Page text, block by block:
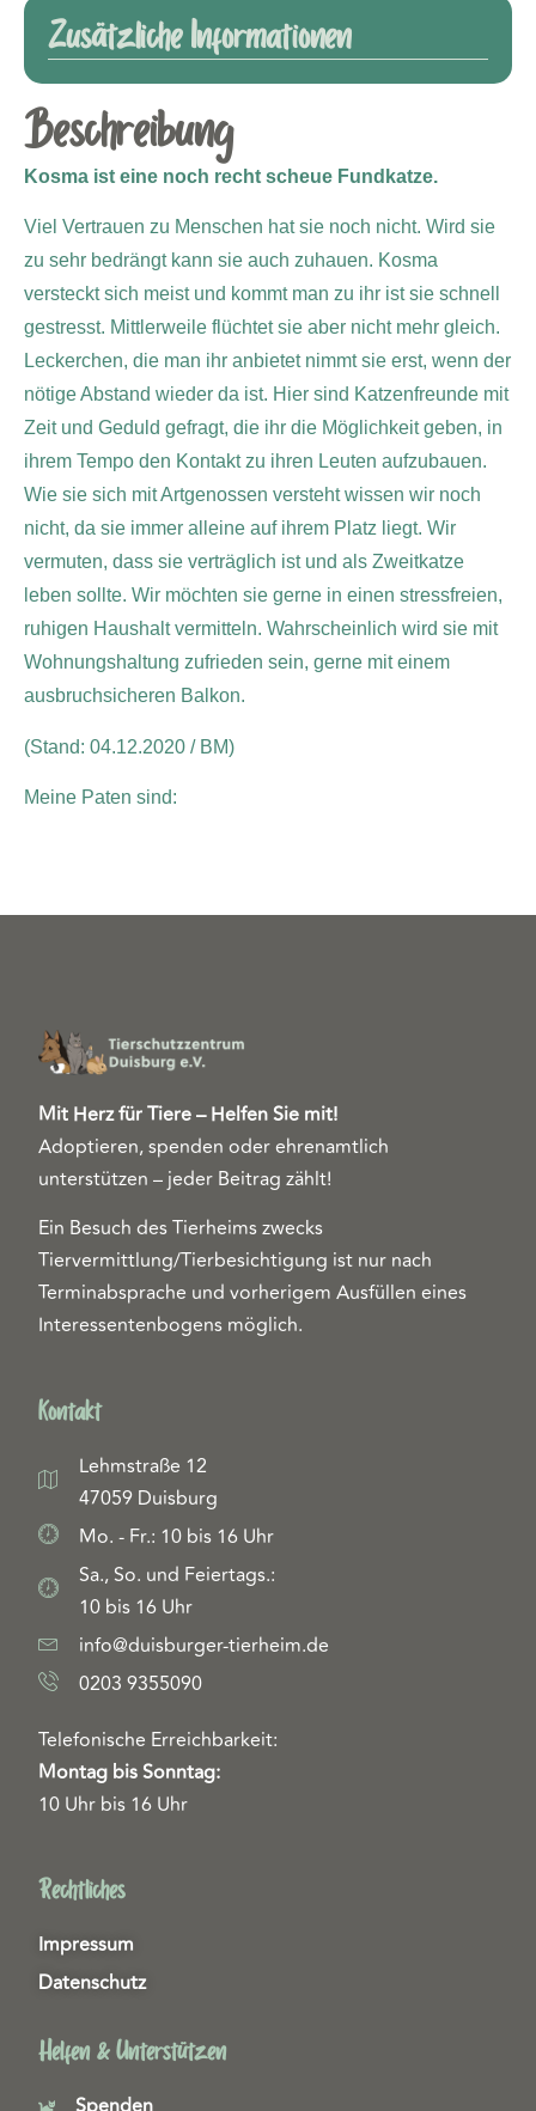
Zusätzliche Informationen
Beschreibung
Kosma ist eine noch recht scheue Fundkatze.
Viel Vertrauen zu Menschen hat sie noch nicht. Wird sie
zu sehr bedrängt kann sie auch zuhauen. Kosma
versteckt sich meist und kommt man zu ihr ist sie schnell
gestresst. Mittlerweile flüchtet sie aber nicht mehr gleich.
Leckerchen, die man ihr anbietet nimmt sie erst, wenn der
nötige Abstand wieder da ist. Hier sind Katzenfreunde mit
Zeit und Geduld gefragt, die ihr die Möglichkeit geben, in
ihrem Tempo den Kontakt zu ihren Leuten aufzubauen.
Wie sie sich mit Artgenossen versteht wissen wir noch
nicht, da sie immer alleine auf ihrem Platz liegt. Wir
vermuten, dass sie verträglich ist und als Zweitkatze
leben sollte. Wir möchten sie gerne in einen stressfreien,
ruhigen Haushalt vermitteln. Wahrscheinlich wird sie mit
Wohnungshaltung zufrieden sein, gerne mit einem
ausbruchsicheren Balkon.
(Stand: 04.12.2020 / BM)
Meine Paten sind:
Mit Herz für Tiere – Helfen Sie mit!
Adoptieren, spenden oder ehrenamtlich
unterstützen – jeder Beitrag zählt!
Ein Besuch des Tierheims zwecks
Tiervermittlung/Tierbesichtigung ist nur nach
Terminabsprache und vorherigem Ausfüllen eines
Interessentenbogens möglich.
Kontakt
Lehmstraße 12
47059 Duisburg
Mo. - Fr.: 10 bis 16 Uhr
Sa., So. und Feiertags.:
10 bis 16 Uhr
info@duisburger-tierheim.de
0203 9355090
Telefonische Erreichbarkeit:
Montag bis Sonntag:
10 Uhr bis 16 Uhr
Rechtliches
Impressum
Datenschutz
Helfen & Unterstützen